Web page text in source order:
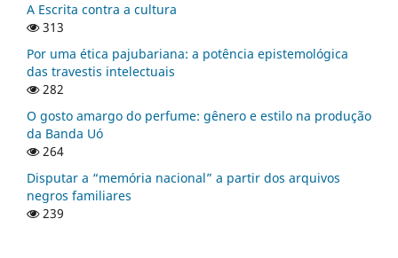
A Escrita contra a cultura
313
Por uma ética pajubariana: a potência epistemológica
das travestis intelectuais
282
O gosto amargo do perfume: gênero e estilo na produção
da Banda Uó
264
Disputar a “memória nacional” a partir dos arquivos
negros familiares
239